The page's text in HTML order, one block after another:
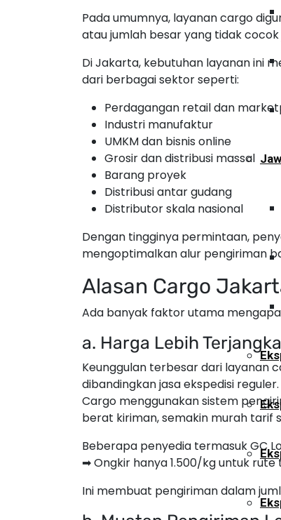
Pada umumnya, layanan cargo
atau jumlah besar yang tidak
Di Jakarta, kebutuhan layanan ini
dari berbagai sektor seperti:
Perdagangan retail dan
Industri manufaktur
UMKM dan bisnis online
Grosir dan distribusi massal
Barang proyek
Distribusi antar gudang
Distributor skala nasional
Dengan tingginya permintaan,
mengoptimalkan alur pengiriman
Alasan Cargo
Ada banyak faktor utama
a. Harga Lebih
Keunggulan terbesar dari layanan
dibandingkan jasa ekspedisi reguler.
Cargo menggunakan sistem
berat kiriman, semakin murah tarif
Beberapa penyedia termasuk GC
➡ Ongkir hanya 1.500/kg untuk
Ini membuat pengiriman dalam